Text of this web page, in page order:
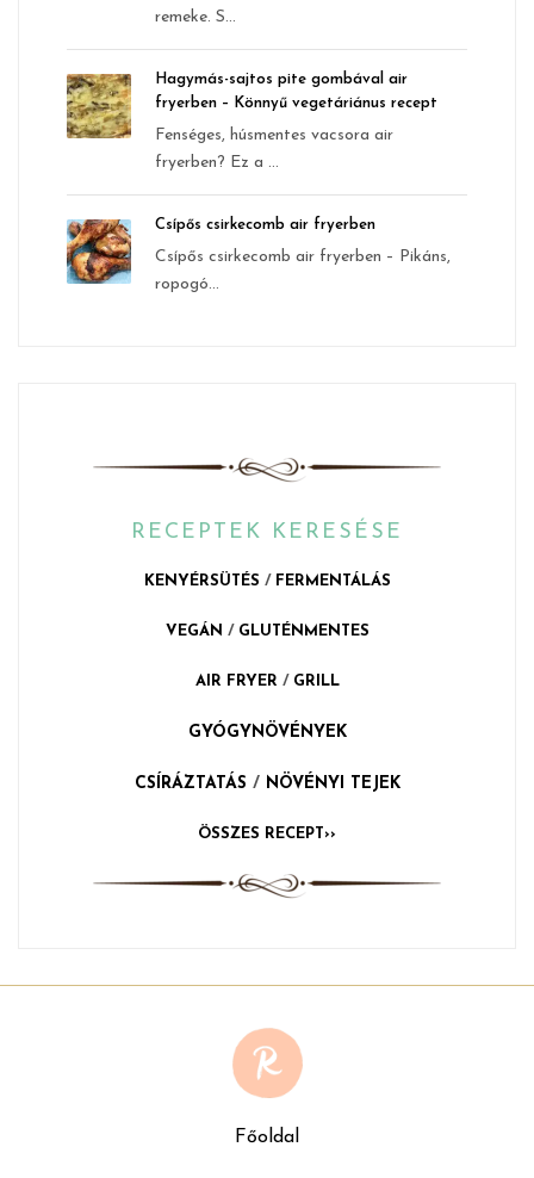
remeke. S...
Hagymás-sajtos pite gombával air
fryerben – Könnyű vegetáriánus recept
Fenséges, húsmentes vacsora air
fryerben? Ez a ...
Csípős csirkecomb air fryerben
Csípős csirkecomb air fryerben – Pikáns,
ropogó...
RECEPTEK KERESÉSE
KENYÉRSÜTÉS / FERMENTÁLÁS
VEGÁN / GLUTÉNMENTES
AIR FRYER / GRILL
GYÓGYNÖVÉNYEK
CSÍRÁZTATÁS / NÖVÉNYI TEJEK
ÖSSZES RECEPT››
Főoldal